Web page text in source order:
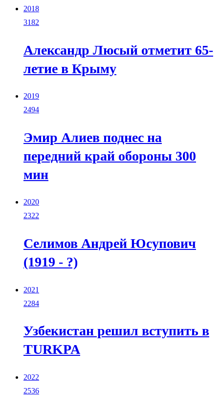
2018
3182
Александр Люсый отметит 65-
летие в Крыму
2019
2494
Эмир Алиев поднес на
передний край обороны 300
мин
2020
2322
Селимов Андрей Юсупович
(1919 - ?)
2021
2284
Узбекистан решил вступить в
TURKPA
2022
2536